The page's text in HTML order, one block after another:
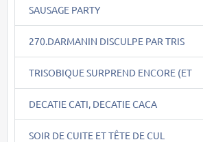
SAUSAGE PARTY
270.DARMANIN DISCULPE PAR TRIS
TRISOBIQUE SURPREND ENCORE (ET
DECATIE CATI, DECATIE CACA
SOIR DE CUITE ET TÊTE DE CUL